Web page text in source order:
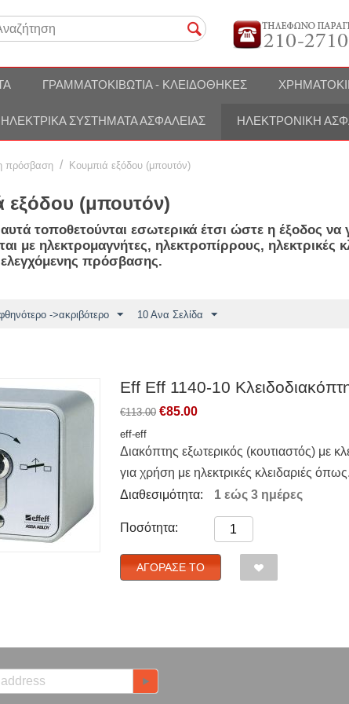
ΓΡΑΜΜΑΤΟΚΙΒΏΤΙΑ - ΚΛΕΙΔΟΘΉΚΕΣ
ΗΛΕΚΤΡΙΚΆ ΣΥΣΤΉΜΑΤΑ ΑΣΦΑΛΕΊΑΣ ΗΛΕΚΤΡΟΝΙΚΉ
πρόσβαση / Κουμπιά εξόδου (μπουτόν)
εξόδου (μπουτόν)
τοποθετούνται εσωτερικά έτσι ώστε η έξοδος να
με ηλεκτρομαγνήτες, ηλεκτροπίρρους, ηλεκτρικές
πρόσβασης.
->ακριβότερο 10 Ανα Σελίδα
Eff Eff 1140-10
€113.00 €85.00
eff-eff
Διακόπτης εξωτερικός (κουτιαστός) με
για χρήση με ηλεκτρικές κλειδαριές
Διαθεσιμότητα:
1 εώς 3 ημέρες
Ποσότητα:
ΑΓΌΡΑΣΈ ΤΟ